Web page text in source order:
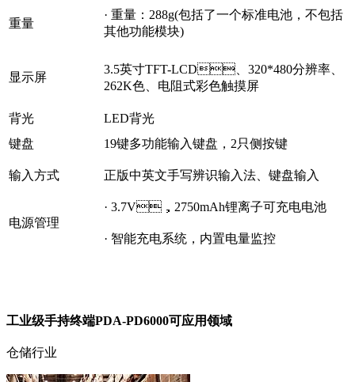
重量
· 重量：288g(包括了一个标准电池，不包括
其他功能模块)
显示屏
3.5英寸TFT-LCD、320*480分辨率、
262K色、电阻式彩色触摸屏
背光
LED背光
键盘
19键多功能输入键盘，2只侧按键
输入方式 正版中英文手写辨识输入法、键盘输入
电源管理
· 3.7V，2750mAh锂离子可充电电池
· 智能充电系统，内置电量监控
工业级手持终端PDA-PD6000可应用领域
仓储行业